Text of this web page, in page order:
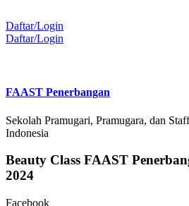
Daftar/Login
Daftar/Login
FAAST Penerbangan
Sekolah Pramugari, Pramugara, dan
Indonesia
Beauty Class FAAST
2024
Facebook